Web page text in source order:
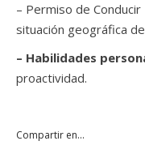
– Permiso de
situación geográfica
– Habilidades
proactividad.
Compartir en...